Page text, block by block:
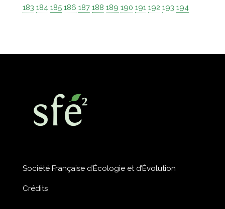
183 184 185 186 187 188 189 190 191 192 193 194
Société Française d’Écologie et d’Évolution
Crédits